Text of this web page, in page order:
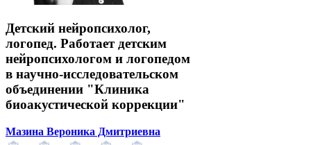
Детский нейропсихолог,
логопед. Работает детским
нейропсихологом и логопедом
в научно-исследовательском
объединении "Клиника
биоакустической коррекции"
Мазина Вероника Дмитриевна